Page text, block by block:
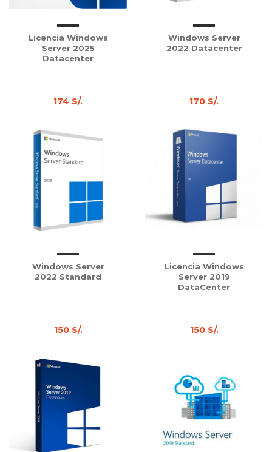
Licencia Windows
Server 2025
Datacenter
174 S/.
Windows Server
2022 Datacenter
170 S/.
Windows Server
2022 Standard
150 S/.
Licencia Windows
Server 2019
DataCenter
150 S/.